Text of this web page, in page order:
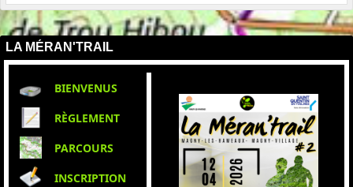
LA MÉRAN'TRAIL
BIENVENUS
RÈGLEMENT
PARCOURS
INSCRIPTION